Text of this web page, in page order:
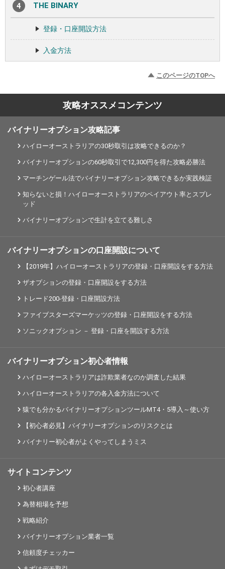
THE BINARY
登録・口座開設方法
入金方法
このページのTOPへ
攻略オススメコンテンツ
バイナリーオプション攻略記事
ハイローオーストラリアの30秒取引は攻略できるのか？
バイナリーオプションの60秒取引で12,300円を得た攻略必勝法
マーチンゲール法でバイナリーオプション攻略できるか実践検証
知らないと損！ハイローオーストラリアのペイアウト率とスプレ
ッド
バイナリーオプションで生計を立てる難しさ
バイナリーオプションの口座開設について
【2019年】ハイローオーストラリアの登録・口座開設をする方法
ザオプションの登録・口座開設をする方法
トレード200-登録・口座開設方法
ファイブスターズマーケッツの登録・口座開設をする方法
ソニックオプション － 登録・口座を開設する方法
バイナリーオプション初心者情報
ハイローオーストラリアは詐欺業者なのか調査した結果
ハイローオーストラリアの各入金方法について
猿でも分かるバイナリーオプションツールMT4・5導入～使い方
【初心者必見】バイナリーオプションのリスクとは
バイナリー初心者がよくやってしまうミス
サイトコンテンツ
初心者講座
為替相場を予想
戦略紹介
バイナリーオプション業者一覧
信頼度チェッカー